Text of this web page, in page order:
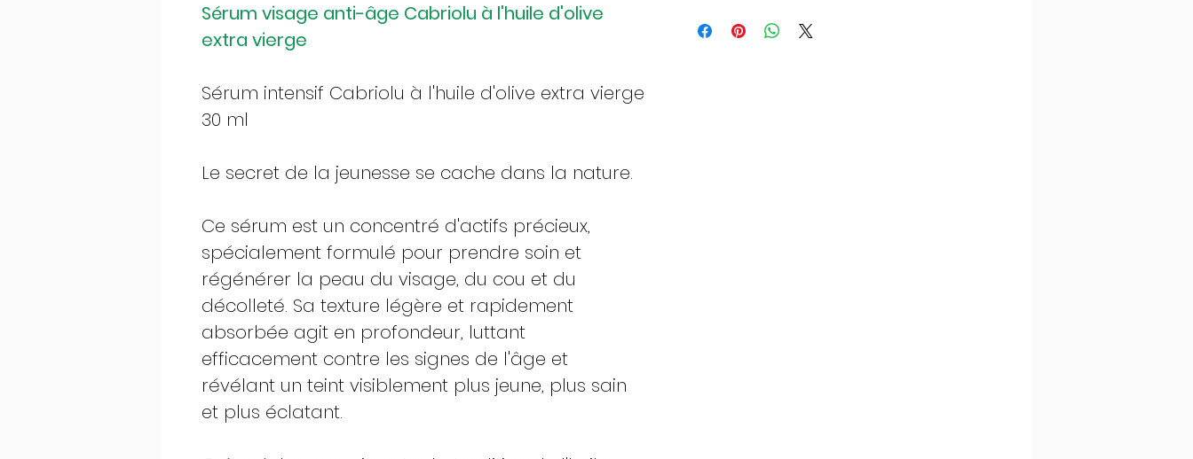
Sérum visage anti-âge Cabriolu à l'huile d'olive
extra vierge
Sérum intensif Cabriolu à l'huile d'olive extra vierge
30 ml
Le secret de la jeunesse se cache dans la nature.
Ce sérum est un concentré d'actifs précieux,
spécialement formulé pour prendre soin et
régénérer la peau du visage, du cou et du
décolleté. Sa texture légère et rapidement
absorbée agit en profondeur, luttant
efficacement contre les signes de l'âge et
révélant un teint visiblement plus jeune, plus sain
et plus éclatant.